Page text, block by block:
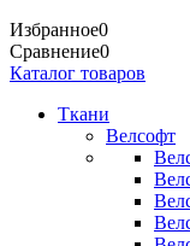
Избранное0
Сравнение0
Каталог товаров
Ткани
Велсофт